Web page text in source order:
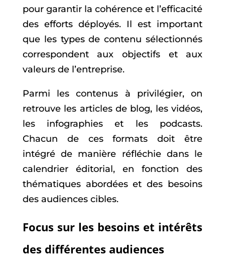
pour garantir la cohérence et l’efficacité
des efforts déployés. Il est important
que les types de contenu sélectionnés
correspondent aux objectifs et aux
valeurs de l’entreprise.
Parmi les contenus à privilégier, on
retrouve les articles de blog, les vidéos,
les infographies et les podcasts.
Chacun de ces formats doit être
intégré de manière réfléchie dans le
calendrier éditorial, en fonction des
thématiques abordées et des besoins
des audiences cibles.
Focus sur les besoins et intérêts
des différentes audiences